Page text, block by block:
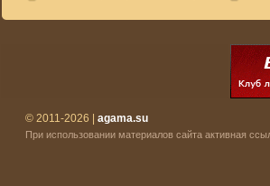
© 2011-2026 | agama.su
При использовании материалов сайта активная